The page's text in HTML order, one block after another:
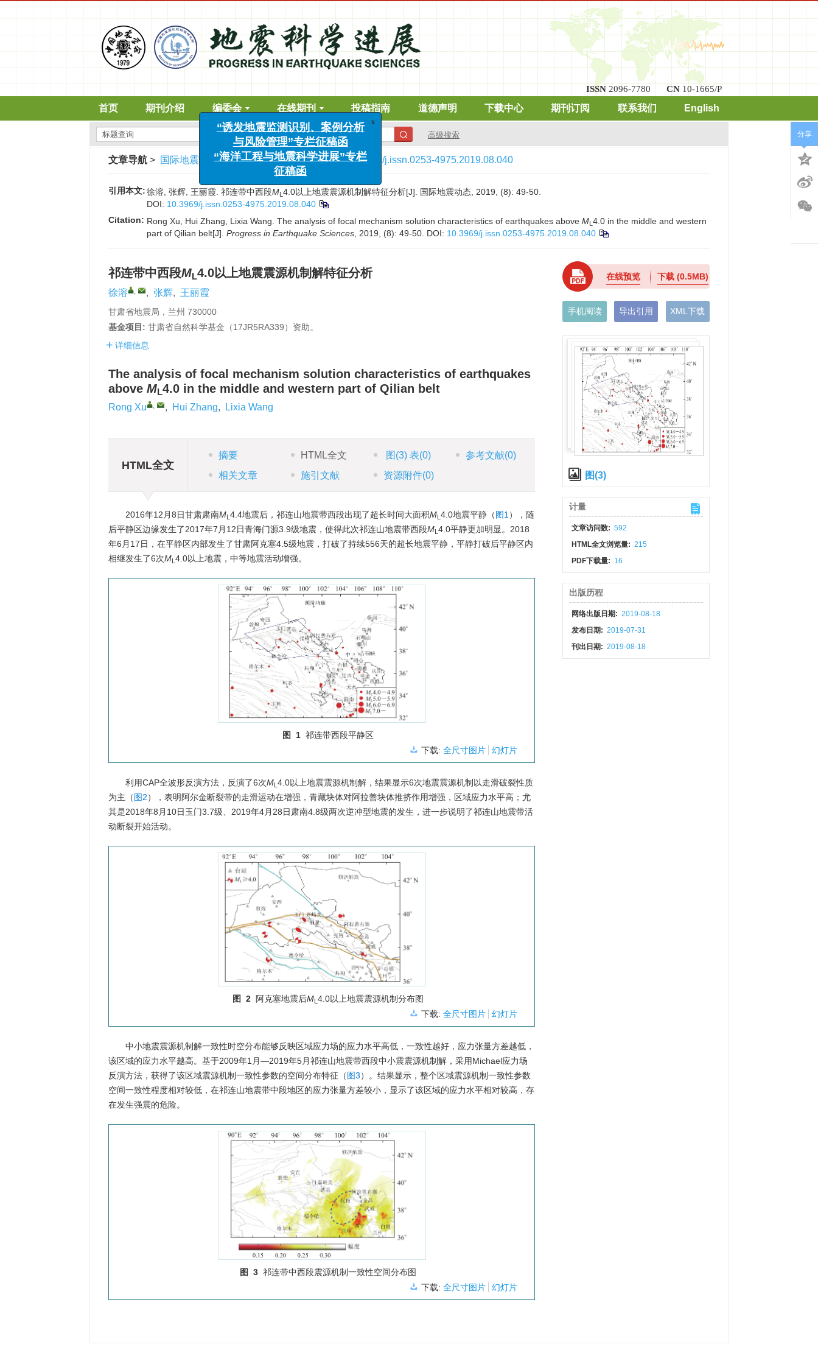
ISSN 2096-7780 CN 10-1665/P
首页 期刊介绍 编委会 在线期刊 投稿指南 道德声明 下载中心 期刊订阅 联系我们 English
高级搜索
文章导航 > 国际地震动态>2019>(8): 49-50.> DOI:10.3969/j.issn.0253-4975.2019.08.040
引用本文:徐溶, 张辉, 王丽霞. 祁连带中西段ML 4.0以上地震震源机制解特征分析[J]. 国际地震动态, 2019, (8): 49-50.
DOI: 10.3969/j.issn.0253-4975.2019.08.040
Citation: Rong Xu, Hui Zhang, Lixia Wang. The analysis of focal mechanism solution characteristics of earthquakes above ML 4.0 in the middle and western
part of Qilian belt[J]. Progress in Earthquake Sciences , 2019, (8): 49-50. DOI: 10.3969/j.issn.0253-4975.2019.08.040
祁连带中西段ML4.0以上地震震源机制解特征分析
徐溶 , , 张辉, 王丽霞
甘肃省地震局，兰州 730000
基金项目: 甘肃省自然科学基金（17JR5RA339）资助。
详细信息
The analysis of focal mechanism solution characteristics of earthquakes
above ML4.0 in the middle and western part of Qilian belt
Rong Xu , , Hui Zhang, Lixia Wang
HTML全文
摘要 HTML全文 图 (3)表(0) 参考文献(0)
相关文章
施引文献 资源附件(0)
2016年12月8日甘肃肃南ML 4.4地震后，祁连山地震带西段出现了超长时间大面积ML 4.0地震平静（图1 ），随
后平静区边缘发生了2017年7月12日青海门源3.9级地震，使得此次祁连山地震带西段ML 4.0平静更加明显。2018
年6月17日，在平静区内部发生了甘肃阿克塞4.5级地震，打破了持续556天的超长地震平静，平静打破后平静区内
相继发生了6次ML 4.0以上地震，中等地震活动增强。
图 1 祁连带西段平静区
下载:全尺寸图片 幻灯片
利用CAP全波形反演方法，反演了6次ML 4.0以上地震震源机制解，结果显示6次地震震源机制以走滑破裂性质
为主（图2），表明阿尔金断裂带的走滑运动在增强，青藏块体对阿拉善块体推挤作用增强，区域应力水平高；尤
其是2018年8月10日玉门3.7级、2019年4月28日肃南4.8级两次逆冲型地震的发生，进一步说明了祁连山地震带活
动断裂开始活动。
图 2 阿克塞地震后ML 4.0以上地震震源机制分布图
下载:全尺寸图片 幻灯片
中小地震震源机制解一致性时空分布能够反映区域应力场的应力水平高低，一致性越好，应力张量方差越低，
该区域的应力水平越高。基于2009年1月—2019年5月祁连山地震带西段中小震震源机制解，采用Michael应力场
反演方法，获得了该区域震源机制一致性参数的空间分布特征（图3）。结果显示，整个区域震源机制一致性参数
空间一致性程度相对较低，在祁连山地震带中段地区的应力张量方差较小，显示了该区域的应力水平相对较高，存
在发生强震的危险。
图 3 祁连带中西段震源机制一致性空间分布图
下载:全尺寸图片 幻灯片
在线预览 下载(0.5MB)
手机阅读 导出引用 XML下载
图(3)
计量
文章访问数: 592
HTML全文浏览量: 215
PDF下载量: 16
出版历程
网络出版日期: 2019-08-18
发布日期: 2019-07-31
刊出日期: 2019-08-18
分享
x
“诱发地震监测识别、案例分析
“海洋工程与地震科学进展”专栏
征稿函